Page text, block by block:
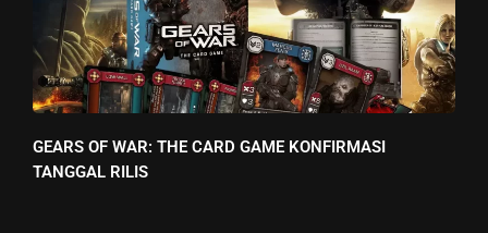
GEARS OF WAR: THE CARD GAME KONFIRMASI
TANGGAL RILIS